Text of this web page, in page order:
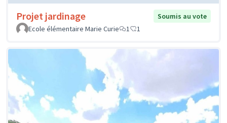
Projet jardinage
Soumis au vote
Ecole élémentaire Marie Curie
1 1